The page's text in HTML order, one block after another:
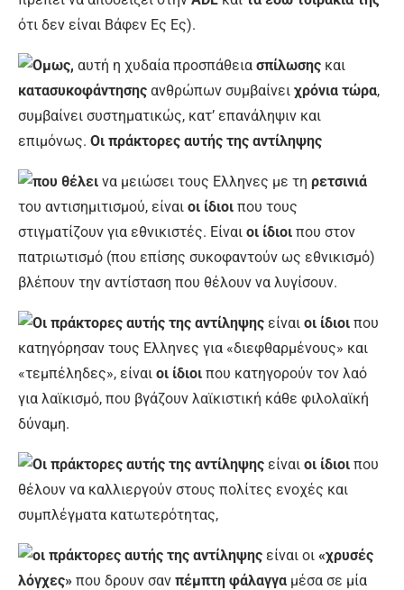
ότι δεν είναι Βάφεν Ες Ες).
Ομως, αυτή η χυδαία προσπάθεια σπίλωσης και
κατασυκοφάντησης ανθρώπων συμβαίνει χρόνια τώρα,
συμβαίνει συστηματικώς, κατ’ επανάληψιν και
επιμόνως. Οι πράκτορες αυτής της αντίληψης
που θέλει να μειώσει τους Ελληνες με τη ρετσινιά
του αντισημιτισμού, είναι οι ίδιοι που τους
στιγματίζουν για εθνικιστές. Είναι οι ίδιοι που στον
πατριωτισμό (που επίσης συκοφαντούν ως εθνικισμό)
βλέπουν την αντίσταση που θέλουν να λυγίσουν.
Οι πράκτορες αυτής της αντίληψης είναι οι ίδιοι που
κατηγόρησαν τους Ελληνες για «διεφθαρμένους» και
«τεμπέληδες», είναι οι ίδιοι που κατηγορούν τον λαό
για λαϊκισμό, που βγάζουν λαϊκιστική κάθε φιλολαϊκή
δύναμη.
Οι πράκτορες αυτής της αντίληψης είναι οι ίδιοι που
θέλουν να καλλιεργούν στους πολίτες ενοχές και
συμπλέγματα κατωτερότητας,
οι πράκτορες αυτής της αντίληψης είναι οι «χρυσές
λόγχες» που δρουν σαν πέμπτη φάλαγγα μέσα σε μία